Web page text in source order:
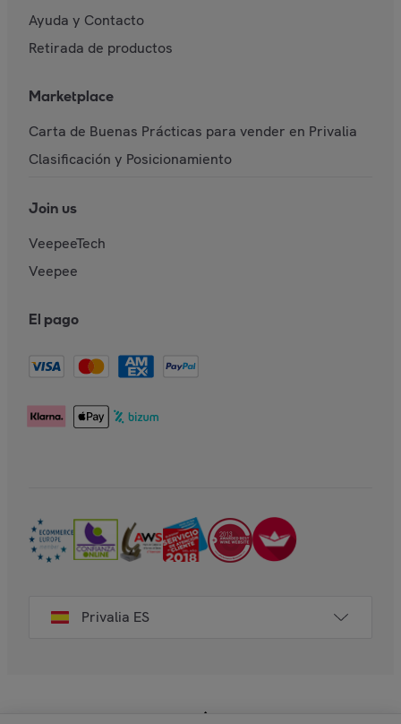
Ayuda y Contacto
Retirada de productos
Marketplace
Carta de Buenas Prácticas para vender en Privalia
Clasificación y Posicionamiento
Join us
VeepeeTech
Veepee
El pago
Privalia ES